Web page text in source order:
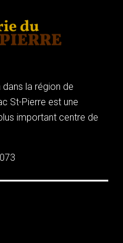
la région de
St-Pierre est une
important centre de